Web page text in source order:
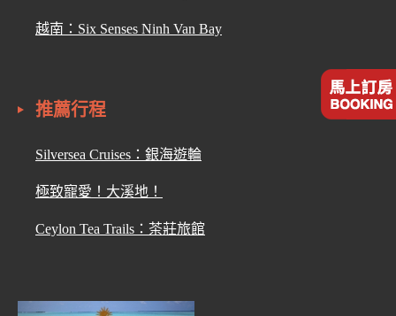
越南：Six Senses Ninh Van Bay
推薦行程
Silversea Cruises：銀海遊輪
極致寵愛！大溪地！
Ceylon Tea Trails：茶莊旅館